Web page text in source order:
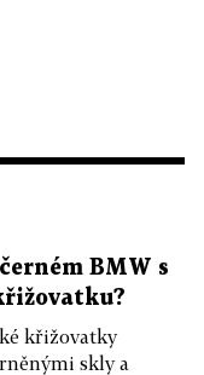
BMW s
křižovatky
skly a